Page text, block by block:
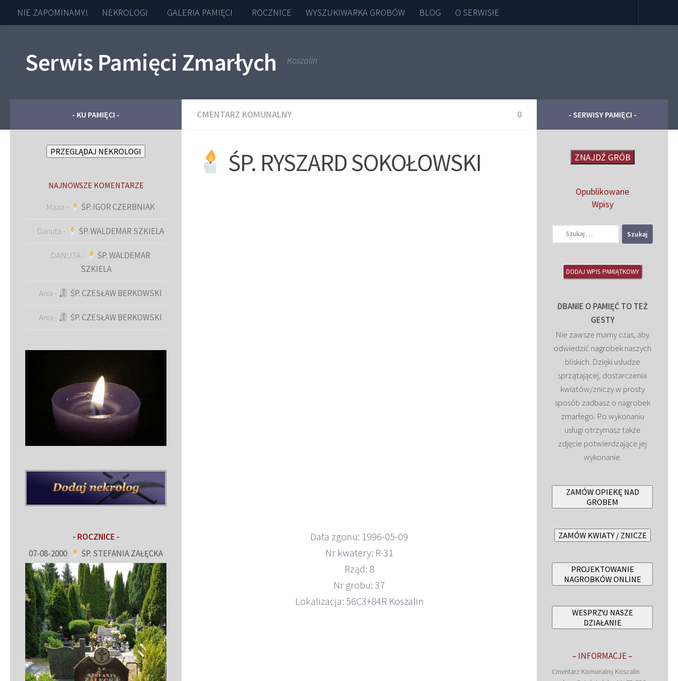
Skip to content
NIE ZAPOMINAMY! NEKROLOGI GALERIA PAMIĘCI ROCZNICE WYSZUKIWARKA GROBÓW BLOG O SERWISIE
Serwis Pamięci Zmarłych Koszalin
CMENTARZ KOMUNALNY 0
ŚP. RYSZARD SOKOŁOWSKI
Data zgonu: 1996-05-09
Nr kwatery: R-31
Rząd: 8
Nr grobu: 37
Lokalizacja: 56C3+84R Koszalin
- KU PAMIĘCI -
PRZEGLĄDAJ NEKROLOGI
NAJNOWSZE KOMENTARZE
Maaa - ŚP. IGOR CZERBNIAK
Danuta - ŚP. WALDEMAR SZKIELA
DANUTA-
ŚP. WALDEMAR
SZKIELA
Ania - ŚP. CZESŁAW BERKOWSKI
Ania - ŚP. CZESŁAW BERKOWSKI
- ROCZNICE -
07-08-2000: ŚP. STEFANIA ZAŁĘCKA
- SERWISY PAMIĘCI -
ZNAJDŹ GRÓB
Opublikowane
Wpisy
DODAJ WPIS PAMIĄTKOWY
DBANIE O PAMIĘĆ TO TEŻ
GESTY
Nie zawsze mamy czas, aby
odwiedzić nagrobek naszych
bliskich. Dzięki usłudze
sprzątającej, dostarczenia
kwiatów/zniczy w prosty
sposób zadbasz o nagrobek
zmarłego. Po wykonaniu
usługi otrzymasz także
zdjęcie potwierdzające jej
wykonanie.
ZAMÓW OPIEKĘ NAD
GROBEM
ZAMÓW KWIATY / ZNICZE
PROJEKTOWANIE
NAGROBKÓW ONLINE
WESPRZYJ NASZE
DZIAŁANIE
– INFORMACJE –
Cmentarz Komunalny Koszalin